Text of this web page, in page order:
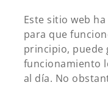
Este sitio web
para que
principio, puede
funcionamiento
al día. No